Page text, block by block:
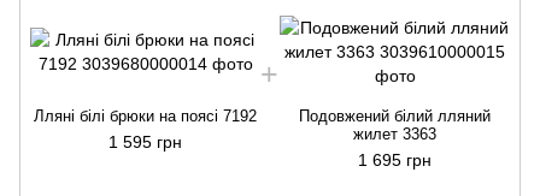
Лляні білі брюки на поясі 7192
1 595 грн
Подовжений білий лляний
жилет 3363
1 695 грн